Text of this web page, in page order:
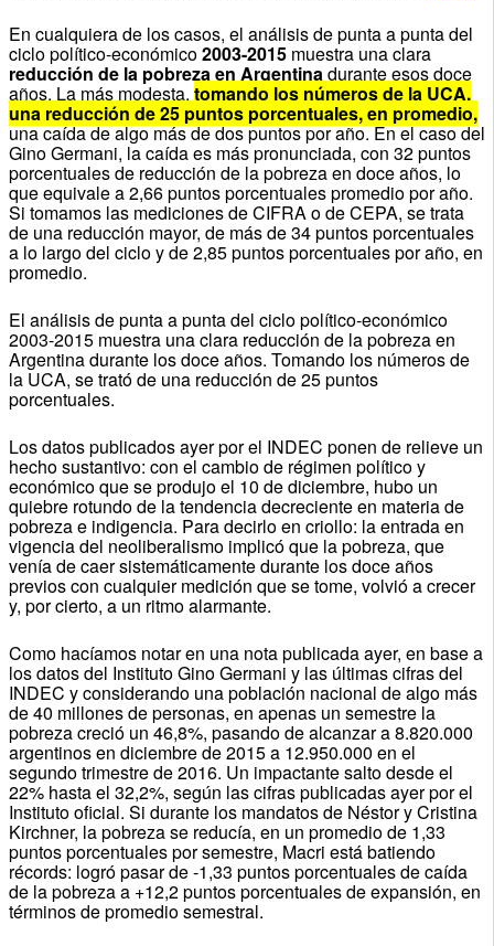
En cualquiera de los casos, el análisis de punta a punta del
ciclo político-económico2003-2015muestra una clara
reducción de la pobreza en Argentinadurante esos doce
años. La más modesta, tomando los números de la UCA,
una reducción de 25 puntos porcentuales, en promedio,
una caída de algo más de dos puntos por año. En el caso del
Gino Germani, la caída es más pronunciada, con 32 puntos
porcentuales de reducción de la pobreza en doce años, lo
que equivale a 2,66 puntos porcentuales promedio por año.
Si tomamos las mediciones de CIFRA o de CEPA, se trata
de una reducción mayor, de más de 34 puntos porcentuales
a lo largo del ciclo y de 2,85 puntos porcentuales por año, en
promedio.
El análisis de punta a punta del ciclo político-económico
2003-2015 muestra una clara reducción de la pobreza en
Argentina durante los doce años. Tomando los números de
la UCA, se trató de una reducción de 25 puntos
porcentuales.
Los datos publicados ayer por el INDEC ponen de relieve un
hecho sustantivo: con el cambio de régimen político y
económico que se produjo el 10 de diciembre, hubo un
quiebre rotundo de la tendencia decreciente en materia de
pobreza e indigencia. Para decirlo en criollo: la entrada en
vigencia del neoliberalismo implicó que la pobreza, que
venía de caer sistemáticamente durante los doce años
previos con cualquier medición que se tome, volvió a crecer
y, por cierto, a un ritmo alarmante.
Como hacíamos notar en una nota publicada ayer, en base a
los datos del Instituto Gino Germani y las últimas cifras del
INDEC y considerando una población nacional de algo más
de 40 millones de personas, en apenas un semestre la
pobreza creció un 46,8%, pasando de alcanzar a 8.820.000
argentinos en diciembre de 2015 a 12.950.000 en el
segundo trimestre de 2016. Un impactante salto desde el
22% hasta el 32,2%, según las cifras publicadas ayer por el
Instituto oficial. Si durante los mandatos de Néstor y Cristina
Kirchner, la pobreza se reducía, en un promedio de 1,33
puntos porcentuales por semestre, Macri está batiendo
récords: logró pasar de -1,33 puntos porcentuales de caída
de la pobreza a +12,2 puntos porcentuales de expansión, en
términos de promedio semestral.